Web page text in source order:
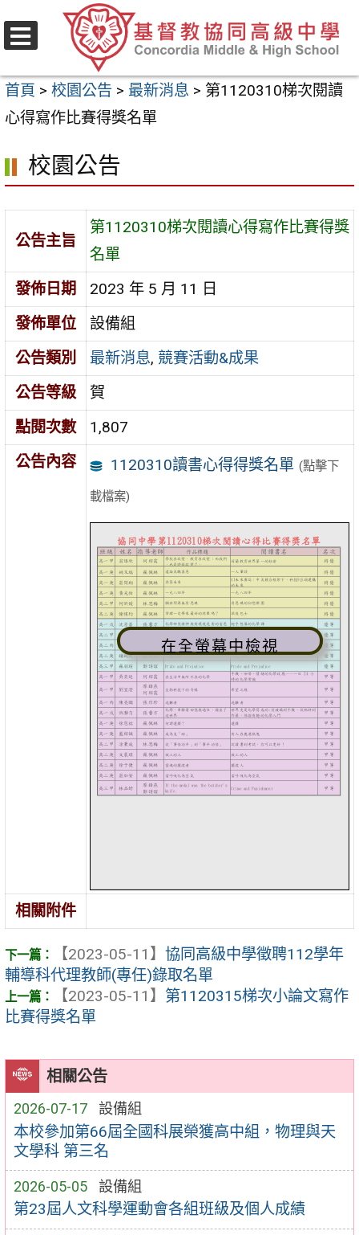
至
要
內
區
首頁 > 校園公告 > 最新消息 > 第1120310梯次閱讀
心得寫作比賽得獎名單
相關公告
2026-07-17 設備組
本校參加第66屆全國科展榮獲高中組，物理與天
文學科 第三名
2026-05-05 設備組
第23屆人文科學運動會各組班級及個人成績
校園公告
公告主旨
第1120310梯次閱讀心得寫作比賽得獎
名單
發佈日期
2023 年 5 月 11 日
發佈單位
設備組
公告類別
最新消息, 競賽活動&成果
公告等級
賀
點閱次數
1,807
公告內容
1120310讀書心得得獎名單 (點擊下
載檔案)
在全螢幕中檢視
相關附件
【2023-05-11】 協同高級中學徵聘112學年
輔導科代理教師(專任)錄取名單
【2023-05-11】 第1120315梯次小論文寫作
比賽得獎名單
選
單